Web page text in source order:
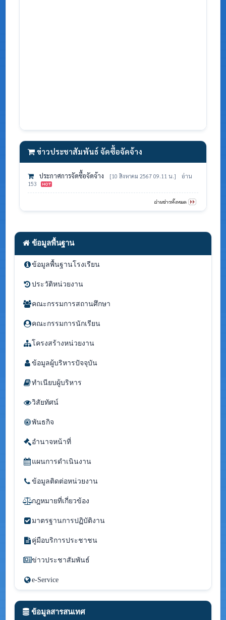
ข้อมูลพื้นฐาน
ข้อมูลพื้นฐานโรงเรียน
ประวัติหน่วยงาน
คณะกรรมการสถานศึกษา
คณะกรรมการนักเรียน
โครงสร้างหน่วยงาน
ข้อมูลผู้บริหารปัจจุบัน
ทำเนียบผู้บริหาร
วิสัยทัศน์
พันธกิจ
อำนาจหน้าที่
แผนการดำเนินงาน
ข้อมูลติดต่อหน่วยงาน
กฎหมายที่เกี่ยวข้อง
มาตรฐานการปฏิบัติงาน
คู่มือบริการประชาชน
ข่าวประชาสัมพันธ์
e-Service
ข้อมูลสารสนเทศ
ข่าวประชาสัมพันธ์ จัดซื้อจัดจ้าง
ประกาศการจัดซื้อจัดจ้าง [10 สิงหาคม 2567 09.11 น.]
อ่าน
153